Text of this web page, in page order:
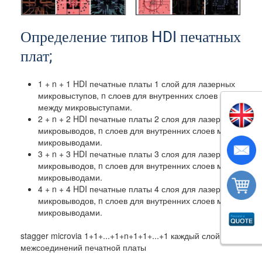
Определение типов HDI печатных
плат;
1 + n + 1 HDI печатные платы 1 слой для лазерных
микровыступов, n слоев для внутренних слоев
между микровыступами.
2 + n + 2 HDI печатные платы 2 слоя для лазерных
микровыводов, n слоев для внутренних слоев между
микровыводами.
3 + n + 3 HDI печатные платы 3 слоя для лазерных
микровыводов, n слоев для внутренних слоев между
микровыводами.
4 + n + 4 HDI печатные платы 4 слоя для лазерных
микровыводов, n слоев для внутренних слоев между
микровыводами.
stagger microvia 1+1+...+1+n+1+1+...+1 каждый слой
межсоединений печатной платы